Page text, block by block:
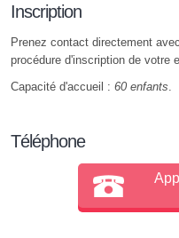
Inscription
Prenez contact directement
procédure d'inscription de votre
Capacité d'accueil : 60 enfants
Téléphone